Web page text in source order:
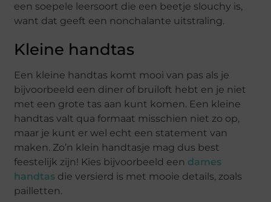
een soepele leersoort die een beetje slouchy is,
want dat geeft een nonchalante uitstraling.
Kleine handtas
Een kleine handtas komt mooi van pas als je
bijvoorbeeld een diner of bruiloft hebt en je niet
met een grote tas aan kunt komen. Een kleine
handtas valt qua formaat misschien niet zo op,
maar je kunt er wel echt een statement van
maken. Zo’n klein handtasje mag dus best
feestelijk zijn! Kies bijvoorbeeld een dames
handtas die versierd is met mooie details, zoals
pailletten.